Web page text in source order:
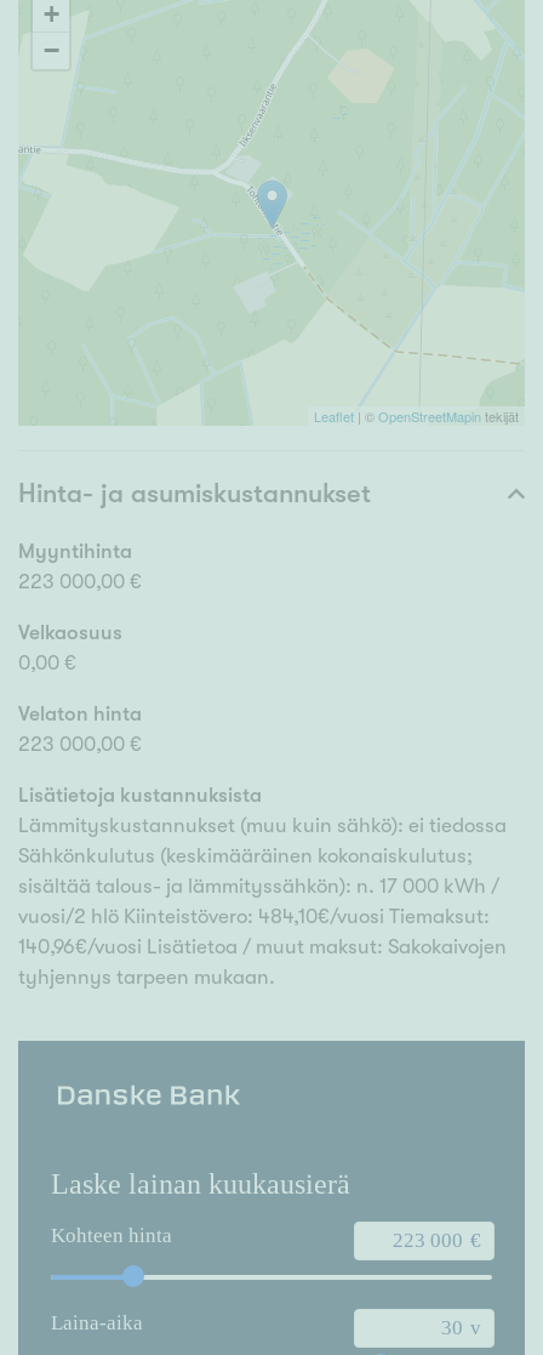
+
−
Leaflet | ©OpenStreetMapintekijät
Hinta- ja asumiskustannukset
Myyntihinta
223 000,00 €
Velkaosuus
0,00 €
Velaton hinta
223 000,00 €
Lisätietoja kustannuksista
Lämmityskustannukset (muu kuin sähkö): ei tiedossa
Sähkönkulutus (keskimääräinen kokonaiskulutus;
sisältää talous- ja lämmityssähkön): n. 17 000 kWh /
vuosi/2 hlö Kiinteistövero: 484,10€/vuosi Tiemaksut:
140,96€/vuosi Lisätietoa / muut maksut: Sakokaivojen
tyhjennys tarpeen mukaan.